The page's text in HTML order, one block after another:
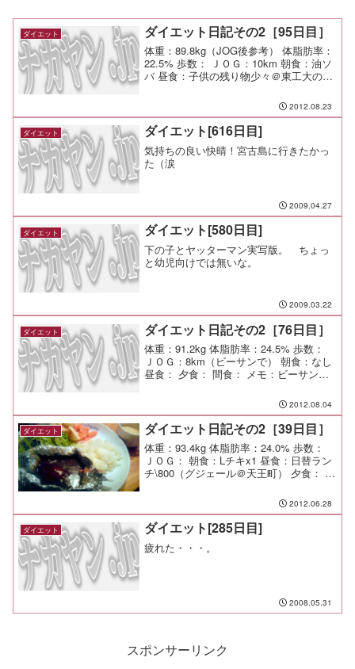
ダイエット ダイエット日記その2［95日目］
体重：89.8kg（JOG後参考） 体脂肪率：
22.5% 歩数： ＪＯＧ：10km 朝食：油ソ
バ 昼食：子供の残り物少々＠東工大の学
の体重のうち3kgくらいは消化器官にある
水分量なのか？そりゃ汗も止ま...
2012.08.23
ダイエット ダイエット[616日目]
気持ちの良い快晴！宮古島に行きたかっ
た（涙
2009.04.27
ダイエット ダイエット[580日目]
下の子とヤッターマン実写版。 ちょっ
と幼児向けでは無いな。
2009.03.22
ダイエット ダイエット日記その2［76日目］
体重：91.2kg 体脂肪率：24.5% 歩数：
ＪＯＧ：8km（ビーサンで） 朝食：なし
昼食： 夕食： 間食： メモ：ビーサン
2012.08.04
ダイエット ダイエット日記その2［39日目］
体重：93.4kg 体脂肪率：24.0% 歩数：
ＪＯＧ： 朝食：Lチキx1 昼食：日替ラン
チ\800（グジェール＠天王町） 夕食： 間
2012.06.28
ダイエット ダイエット[285日目]
疲れた・・・。
2008.05.31
スポンサーリンク